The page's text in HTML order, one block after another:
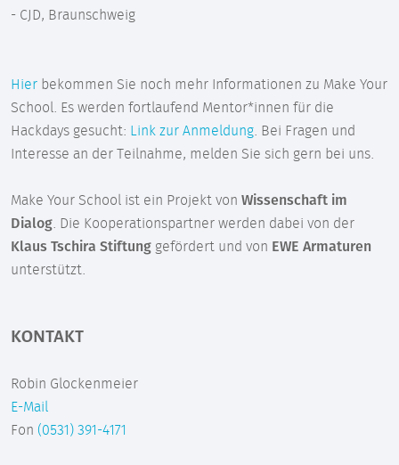
- CJD, Braunschweig
Hier bekommen Sie noch mehr Informationen zu Make Your
School. Es werden fortlaufend Mentor*innen für die
Hackdays gesucht: Link zur Anmeldung . Bei Fragen und
Interesse an der Teilnahme, melden Sie sich gern bei uns.
Make Your School ist ein Projekt von Wissenschaft im
Dialog . Die Kooperationspartner werden dabei von der
Klaus Tschira Stiftung gefördert und von EWE Armaturen
unterstützt.
KONTAKT
Robin Glockenmeier
E-Mail
Fon (0531) 391-4171